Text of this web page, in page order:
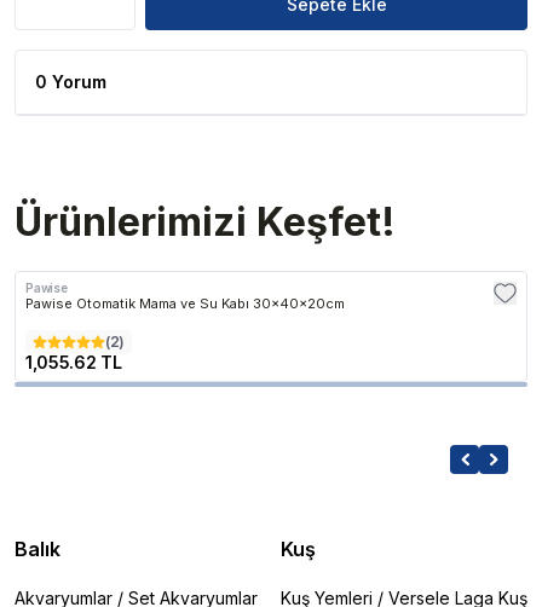
Sepete Ekle
0 Yorum
Ürünlerimizi Keşfet!
Pawise
Pawise Otomatik Mama ve Su Kabı 30x40x20cm
(2)
1,055.62 TL
Balık
Akvaryumlar / Set Akvaryumlar
Kuş
Kuş Yemleri / Versele Laga Kuş